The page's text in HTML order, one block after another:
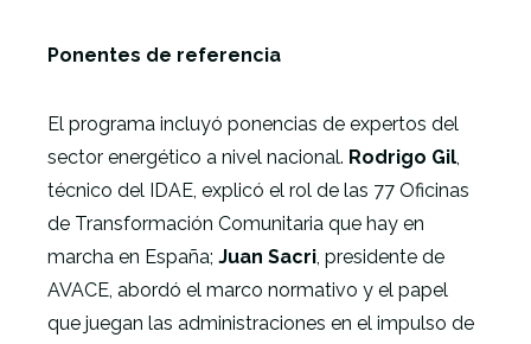
Ponentes de referencia
El programa incluyó ponencias de expertos del
sector energético a nivel nacional. Rodrigo Gil,
técnico del IDAE, explicó el rol de las 77 Oficinas
de Transformación Comunitaria que hay en
marcha en España; Juan Sacri, presidente de
AVACE, abordó el marco normativo y el papel
que juegan las administraciones en el impulso de